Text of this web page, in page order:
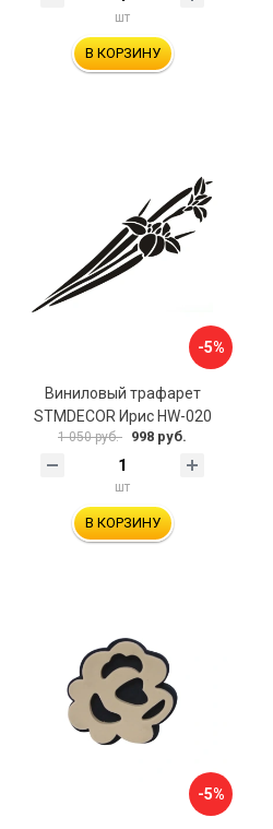
шт
В КОРЗИНУ
-5%
Виниловый трафарет
STMDECOR Ирис HW-020
1 050 руб. 998 руб.
шт
В КОРЗИНУ
-5%